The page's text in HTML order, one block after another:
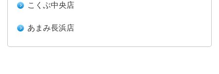
こくぶ中央店
あまみ長浜店